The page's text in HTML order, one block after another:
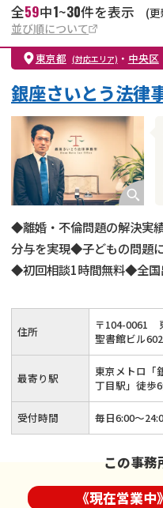
全59中1~30件を表示
(
並び順について
東京都 (対応エリア) ・ 中央区
銀座さいとう法律
◆離婚・不倫問題の解決実
分与を実現◆子どもの問題
◆初回相談1時間無料◆全国
住所 〒104-0061
聖書館ビル602
最寄り駅
東京メトロ「
丁目駅」徒歩
受付時間 毎日6:00～
この事務
《現在営業